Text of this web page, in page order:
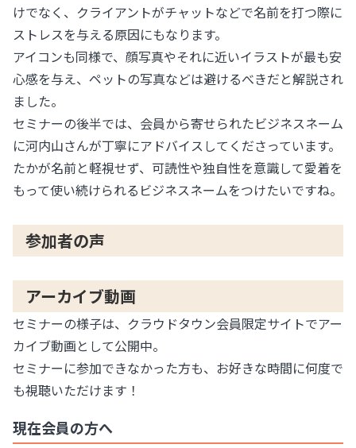
けでなく、クライアントがチャットなどで名前を打つ際に
ストレスを与える原因にもなります。
アイコンも同様で、顔写真やそれに近いイラストが最も安
心感を与え、ペットの写真などは避けるべきだと解説され
ました。
セミナーの後半では、会員から寄せられたビジネスネーム
に河内山さんが丁寧にアドバイスしてくださっています。
たかが名前と軽視せず、可読性や独自性を意識して愛着を
もって使い続けられるビジネスネームをつけたいですね。
参加者の声
アーカイブ動画
セミナーの様子は、クラウドタウン会員限定サイトでアー
カイブ動画として公開中。
セミナーに参加できなかった方も、お好きな時間に何度で
も視聴いただけます！
現在会員の方へ